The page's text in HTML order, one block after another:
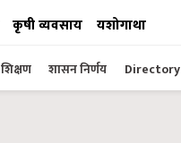
कृषी व्यवसाय यशोगाथा
शिक्षण शासन निर्णय Directory